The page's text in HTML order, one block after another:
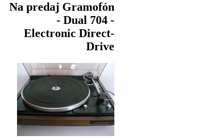
Na predaj Gramofón
- Dual 704 -
Electronic Direct-
Drive